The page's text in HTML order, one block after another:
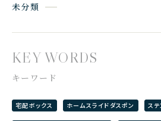
未分類
KEY WORDS
キーワード
宅配ボックス ホームスライドダスポン ス